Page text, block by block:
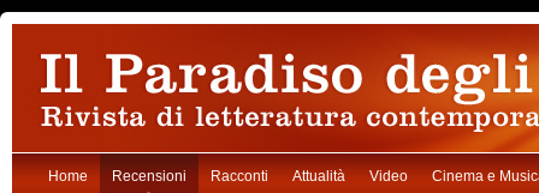
Home Recensioni Racconti Attualità Video Cinema e